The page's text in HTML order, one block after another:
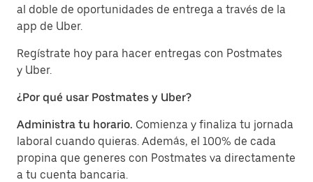
al doble de oportunidades de entrega a través de la
app de Uber.
Regístrate hoy para hacer entregas con Postmates
y Uber.
¿Por qué usar Postmates y Uber?
Administra tu horario. Comienza y finaliza tu jornada
laboral cuando quieras. Además, el 100% de cada
propina que generes con Postmates va directamente
a tu cuenta bancaria.